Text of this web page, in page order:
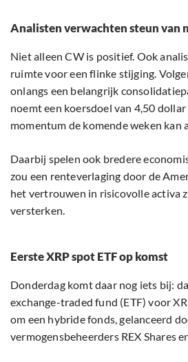
Analisten verwachten steun van
Niet alleen CW is positief. Ook
ruimte voor een flinke stijging.
onlangs een belangrijk
noemt een koersdoel van 4,50
momentum de komende weken kan
Daarbij spelen ook bredere
zou een renteverlaging door de
het vertrouwen in risicovolle activa
versterken.
Eerste XRP spot ETF op komst
Donderdag komt daar nog iets bij:
exchange-traded fund (ETF) voor
om een hybride fonds, gelanceerd
vermogensbeheerders REX Shares